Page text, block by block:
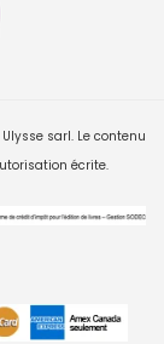
sarl. Le contenu
écrite.